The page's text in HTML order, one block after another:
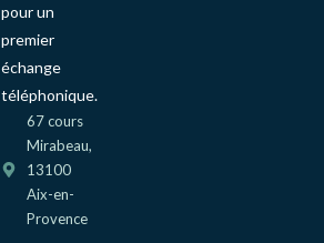
pour un
premier
échange
téléphonique.
67 cours
Mirabeau,
13100
Aix-en-
Provence